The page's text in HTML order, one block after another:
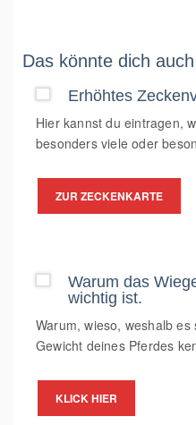
Das könnte dich
Erhöhtes
Hier kannst du eintragen,
besonders viele oder
ZUR ZECKENKARTE
Warum das
wichtig ist.
Warum, wieso, weshalb
Gewicht deines Pferdes
KLICK HIER